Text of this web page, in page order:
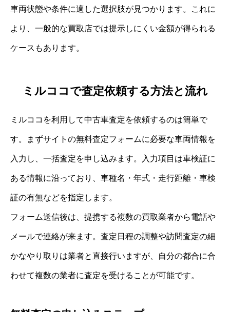
車両状態や条件に適した選択肢が見つかります。これに
より、一般的な買取店では提示しにくい金額が得られる
ケースもあります。
ミルココで査定依頼する方法と流れ
ミルココを利用して中古車査定を依頼するのは簡単で
す。まずサイトの無料査定フォームに必要な車両情報を
入力し、一括査定を申し込みます。入力項目は車検証に
ある情報に沿っており、車種名・年式・走行距離・車検
証の有無などを指定します。
フォーム送信後は、提携する複数の買取業者から電話や
メールで連絡が来ます。査定日程の調整や訪問査定の細
かなやり取りは業者と直接行いますが、自分の都合に合
わせて複数の業者に査定を受けることが可能です。